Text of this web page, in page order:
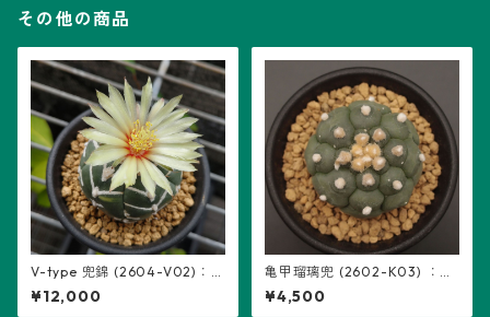
その他の商品
V-type 兜錦 (2604-V02)：
アストロフィツム属 ※実生
¥12,000
亀甲瑠璃兜 (2602-K03) ：ア
ストロフィツム属 ※実生
¥4,500